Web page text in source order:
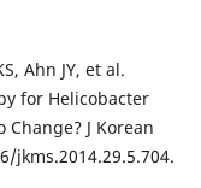
Ahn JY, et al.
for Helicobacter
J Korean
jkms.2014.29.5.704.